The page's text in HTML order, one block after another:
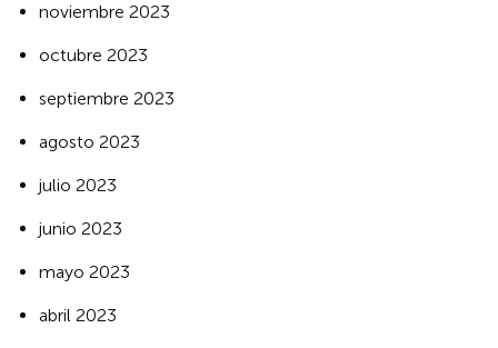
noviembre 2023
octubre 2023
septiembre 2023
agosto 2023
julio 2023
junio 2023
mayo 2023
abril 2023